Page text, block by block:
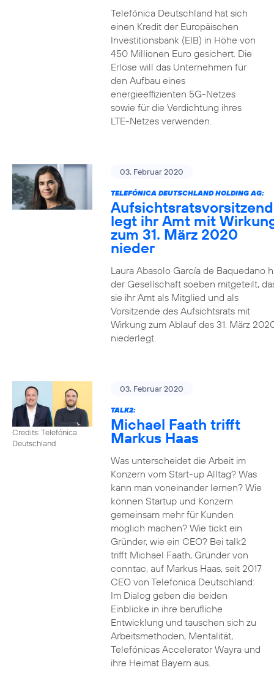
Telefónica Deutschland hat sich
einen Kredit der Europäischen
Investitionsbank (EIB) in Höhe von
450 Millionen Euro gesichert. Die
Erlöse will das Unternehmen für
den Aufbau eines
energieeffizienten 5G-Netzes
sowie für die Verdichtung ihres
LTE-Netzes verwenden.
03. Februar 2020
TELEFÓNICA DEUTSCHLAND HOLDING AG:
legt ihr Amt mit
zum 31. März 2020
nieder
Laura Abasolo García de Baquedano
der Gesellschaft soeben mitgeteilt,
sie ihr Amt als Mitglied und als
Vorsitzende des Aufsichtsrats mit
Wirkung zum Ablauf des 31. März
niederlegt.
Credits: Telefónica
Deutschland
03. Februar 2020
TALK2:
Michael Faath trifft
Markus Haas
Was unterscheidet die Arbeit im
Konzern vom Start-up Alltag? Was
kann man voneinander lernen? Wie
können Startup und Konzern
gemeinsam mehr für Kunden
möglich machen? Wie tickt ein
Gründer, wie ein CEO? Bei talk2
trifft Michael Faath, Gründer von
conntac, auf Markus Haas, seit 2017
CEO von Telefonica Deutschland:
Im Dialog geben die beiden
Einblicke in ihre berufliche
Entwicklung und tauschen sich zu
Arbeitsmethoden, Mentalität,
Telefónicas Accelerator Wayra und
ihre Heimat Bayern aus.